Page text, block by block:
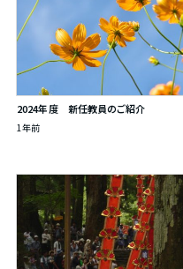
2024年度 新任教員のご紹介
1年前